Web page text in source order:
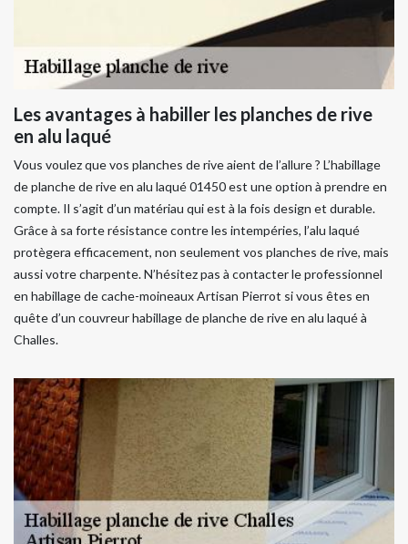
Les avantages à habiller les planches de rive
en alu laqué
Vous voulez que vos planches de rive aient de l’allure ? L’habillage
de planche de rive en alu laqué 01450 est une option à prendre en
compte. Il s’agit d’un matériau qui est à la fois design et durable.
Grâce à sa forte résistance contre les intempéries, l’alu laqué
protègera efficacement, non seulement vos planches de rive, mais
aussi votre charpente. N’hésitez pas à contacter le professionnel
en habillage de cache-moineaux Artisan Pierrot si vous êtes en
quête d’un couvreur habillage de planche de rive en alu laqué à
Challes.